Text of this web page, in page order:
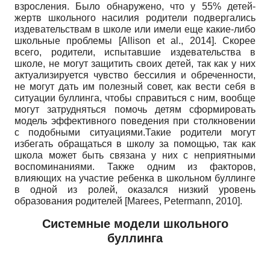
взросления. Было обнаружено, что у 55% детей-
жертв школьного насилия родители подвергались
издевательствам в школе или имели еще какие-либо
школьные проблемы
[Allison et al., 2014]. Скорее
всего, родители, испытавшие издевательства в
школе, не могут защитить своих детей, так как у них
актуализируется чувство бессилия и обреченности,
не могут дать им полезный совет, как вести себя в
ситуации буллинга, чтобы справиться с ним, вообще
могут затрудняться помочь детям сформировать
модель эффективного поведения при столкновении
с подобными ситуациями.Такие родители могут
избегать обращаться в школу за помощью, так как
школа может быть связана у них с неприятными
воспоминаниями. Также одним из факторов,
влияющих на участие ребенка в школьном буллинге
в одной из ролей, оказался низкий уровень
образования родителей [Marees, Petermann, 2010].
Системные модели школьного
буллинга